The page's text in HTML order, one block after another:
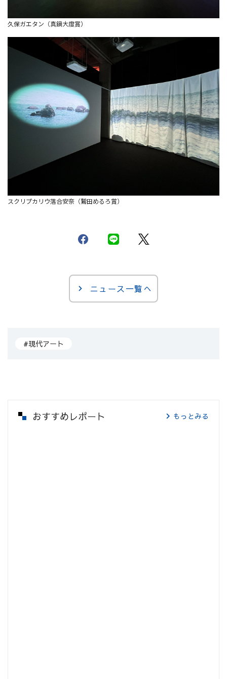
久保ガエタン（真鍋大度賞）
スクリプカリウ落合安奈（鷲田めるろ賞）
ニュース一覧へ
#現代アート
おすすめレポート もっとみる